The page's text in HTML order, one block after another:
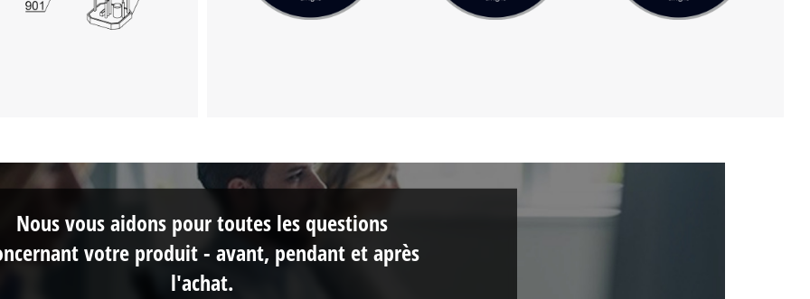
Nous vous aidons pour toutes les questions
votre produit - avant, pendant et après
l'achat.